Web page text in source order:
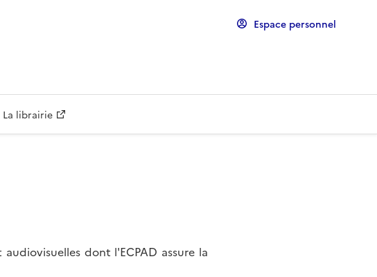
Espace personnel
La librairie
dont l'ECPAD assure la